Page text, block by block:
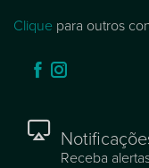
Clique para outros
Receba